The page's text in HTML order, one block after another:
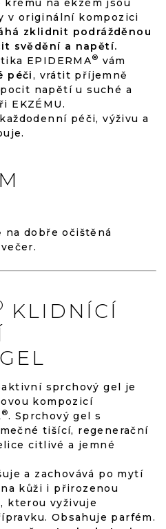
na ekzém jsou
v originální kompozici
zklidnit podrážděnou
svědění a napětí.
EPIDERMA® vám
péči, vrátit příjemně
napětí u suché a
EKZÉMU.
péči, výživu a
na dobře očištěná
KLIDNÍCÍ
sprchový gel je
kompozicí
®. Sprchový gel s
tišící, regenerační
citlivé a jemné
a zachovává po mytí
kůži i přirozenou
kterou vyživuje
Obsahuje parfém.